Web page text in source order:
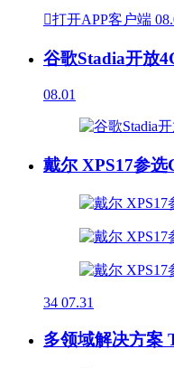
打开APP客户端
谷歌Stadia开放
08.01
戴尔 XPS17参
34 07.31
多领域解决方案